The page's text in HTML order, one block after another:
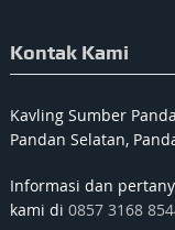
Kontak Kami
Kavling Sumber
Pandan Selatan,
Informasi dan
kami di 0857 3168